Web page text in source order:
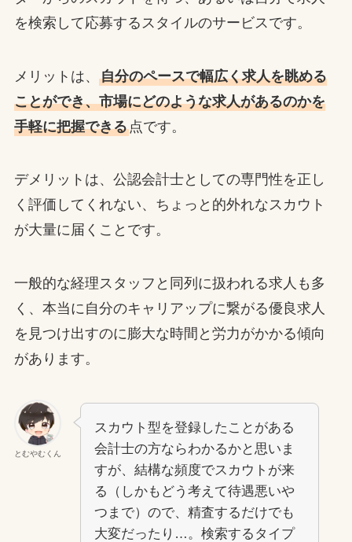
を検索して応募するスタイルのサービスです。
メリットは、 自分のペースで幅広く求人を眺める
ことができ、市場にどのような求人があるのかを
手軽に把握できる点です。
デメリットは、公認会計士としての専門性を正し
く評価してくれない、ちょっと的外れなスカウト
が大量に届くことです。
一般的な経理スタッフと同列に扱われる求人も多
く、本当に自分のキャリアップに繋がる優良求人
を見つけ出すのに膨大な時間と労力がかかる傾向
があります。
とむやむくん
スカウト型を登録したことがある
会計士の方ならわかるかと思いま
すが、結構な頻度でスカウトが来
る（しかもどう考えて待遇悪いや
つまで）ので、精査するだけでも
大変だったり…。検索するタイプ